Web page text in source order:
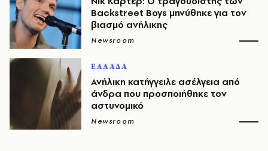
Backstreet Boys μηνύθηκε για τον
βιασμό ανήλικης
Newsroom
ΕΛΛΑΔΑ
Ανήλικη κατήγγειλε ασέλγεια από
άνδρα που προσποιήθηκε τον
αστυνομικό
Newsroom